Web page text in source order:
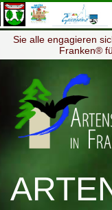
Sie alle engagieren
Franken®